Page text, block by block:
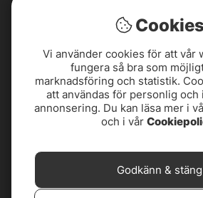
4,7
leveransvillkor
Cookies
Vi använder cookies för att vår
fungera så bra som
marknadsföring och statistik.
att användas för personlig och
annonsering. Du kan läsa mer i
och i vår
Godkänn & stäng